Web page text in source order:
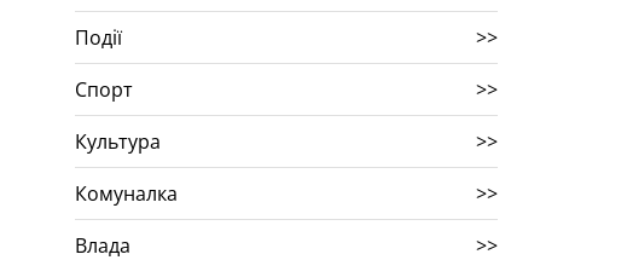
Події
>>
Спорт
>>
Культура
>>
Комуналка
>>
Влада
>>